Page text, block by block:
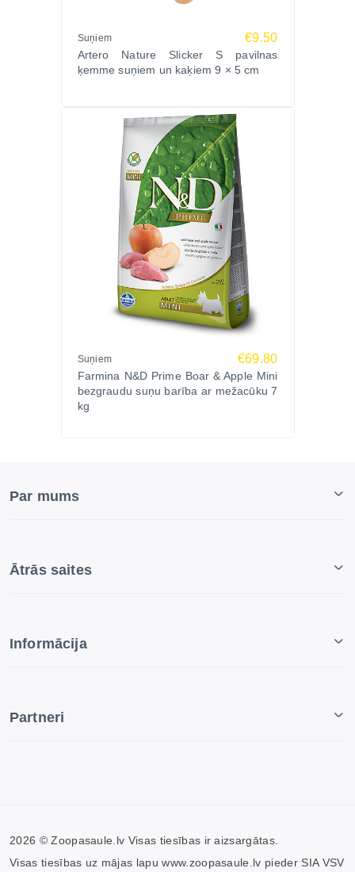
Suņiem €9.50
Artero Nature Slicker S pavilnas
ķemme suņiem un kaķiem 9 × 5 cm
Suņiem €69.80
Farmina N&D Prime Boar & Apple Mini
bezgraudu suņu barība ar mežacūku 7
kg
Par mums
Ātrās saites
Informācija
Partneri
2026 © Zoopasaule.lv Visas tiesības ir aizsargātas.
Visas tiesības uz mājas lapu www.zoopasaule.lv pieder SIA VSV